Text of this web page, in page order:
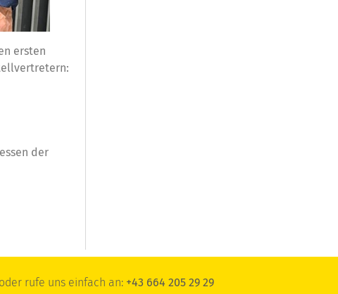
ersten
der
rufe uns einfach an: +43 664 205 29 29